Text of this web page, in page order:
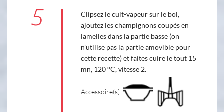
5
Clipsez le cuit-vapeur sur le bol,
ajoutez les champignons coupés en
lamelles dans la partie basse (on
n'utilise pas la partie amovible pour
cette recette) et faites cuire le tout 15
mn, 120 °C, vitesse 2.
Accessoire(s) :